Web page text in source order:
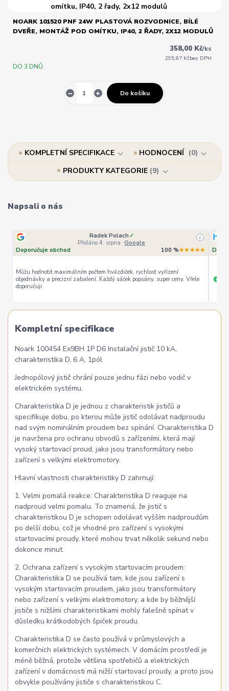
NOARK 101520 PNF 24W PLASTOVÁ ROZVODNICE, BÍLÉ
DVEŘE, MONTÁŽ POD OMÍTKU, IP40, 2 ŘADY, 2X12 MODULŮ
358,00 Kč/ks
295,87 Kčbez DPH
DO 3 DNŮ
Do košíku
KOMPLETNÍ SPECIFIKACE HODNOCENÍ
0
PRODUKTY KATEGORIE 9
Napsali o nás
Radek Polach ✓
Přidáno 4. srpna · Google
i
Doporučuje obchod 100 %★★★★★
Můžu hodnotit maximálním počtem hvězdiček, rychlost vyřízení
objednávky a precizní zabalení. Každý sáček popsány, super ceny. Vřele
doporučuji
+
Kompletní specifikace
Noark 100454 Ex9BH 1P D6 Instalační jistič 10 kA,
charakteristika D, 6 A, 1pól
Jednopólový jistič chrání pouze jednu fázi nebo vodič v
elektrickém systému.
Charakteristika D je jednou z charakteristik jističů a
specifikuje dobu, po kterou může jistič odolávat nadproudu
nad svým nominálním proudem bez spínání. Charakteristika D
je navržena pro ochranu obvodů s zařízeními, která mají
vysoký startovací proud, jako jsou transformátory nebo
zařízení s velkými elektromotory.
Hlavní vlastnosti charakteristiky D zahrnují:
1. Velmi pomalá reakce: Charakteristika D reaguje na
nadproud velmi pomalu. To znamená, že jistič s
charakteristikou D je schopen odolávat vyšším nadproudům
po delší dobu, což je vhodné pro zařízení s vysokými
startovacími proudy, které mohou trvat několik sekund nebo
dokonce minut.
2. Ochrana zařízení s vysokým startovacím proudem:
Charakteristika D se používá tam, kde jsou zařízení s
vysokým startovacím proudem, jako jsou transformátory
nebo zařízení s velkými elektromotory, a kde by běžnější
jističe s nižšími charakteristikami mohly falešně spínat v
důsledku krátkodobých špiček proudu.
Charakteristika D se často používá v průmyslových a
komerčních elektrických systémech. V domácím prostředí je
méně běžná, protože většina spotřebičů a elektrických
zařízení v domácnosti má nižší startovací proudy, a proto jsou
obvykle používány jističe s charakteristikou C.